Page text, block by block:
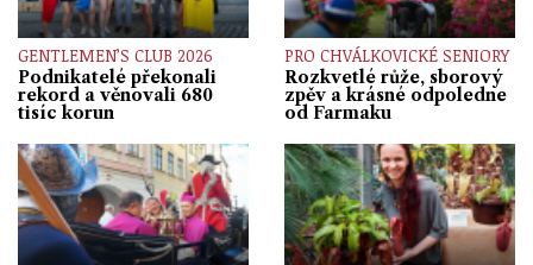
GENTLEMEN’S CLUB 2026
Podnikatelé překonali
rekord a věnovali 680
tisíc korun
PRO CHVÁLKOVICKÉ SENIORY
Rozkvetlé růže, sborový
zpěv a krásné odpoledne
od Farmaku